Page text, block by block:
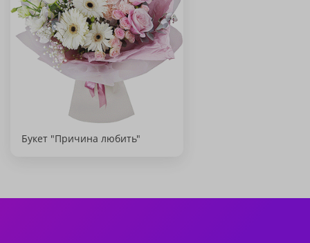
Букет "Причина любить"